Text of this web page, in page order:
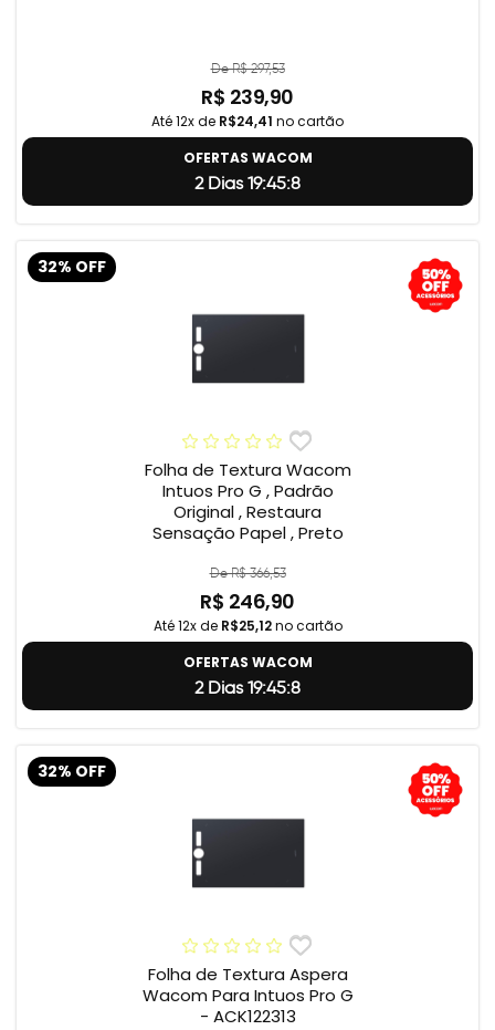
De R$ 297,53
R$ 239,90
Até 12x de R$24,41 no cartão
OFERTAS WACOM
2 Dias 19:45:7
32% OFF
Folha de Textura Wacom
Intuos Pro G , Padrão
Original , Restaura
Sensação Papel , Preto
De R$ 366,53
R$ 246,90
Até 12x de R$25,12no cartão
OFERTAS WACOM
2 Dias 19:45:7
32% OFF
Folha de Textura Aspera
Wacom Para Intuos Pro G
- ACK122313